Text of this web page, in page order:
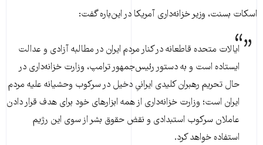
اسکات بسنت، وزیر خزانه‌داری آمریکا در این‌باره گفت:
ایالات متحده قاطعانه در کنار مردم ایران در مطالبه آزادی و عدالت
ایستاده است و به دستور رئیس‌جمهور ترامپ، وزارت خزانه‌داری در
حال تحریم رهبران کلیدی ایرانیِ دخیل در سرکوب وحشیانه علیه مردم
ایران است؛ وزارت خزانه‌داری از همه ابزارهای خود برای هدف قرار دادن
عاملان سرکوب استبدادی و نقض حقوق بشر از سوی این رژیم
استفاده خواهد کرد.